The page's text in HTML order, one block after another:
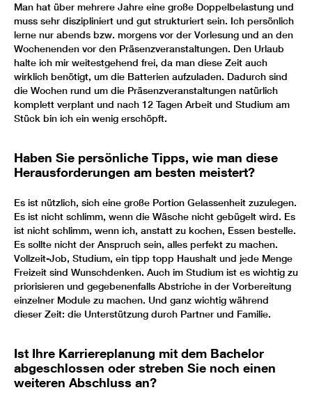
Man hat über mehrere Jahre eine große Doppelbelastung und
muss sehr diszipliniert und gut strukturiert sein. Ich persönlich
lerne nur abends bzw. morgens vor der Vorlesung und an den
Wochenenden vor den Präsenzveranstaltungen. Den Urlaub
halte ich mir weitestgehend frei, da man diese Zeit auch
wirklich benötigt, um die Batterien aufzuladen. Dadurch sind
die Wochen rund um die Präsenzveranstaltungen natürlich
komplett verplant und nach 12 Tagen Arbeit und Studium am
Stück bin ich ein wenig erschöpft.
Haben Sie persönliche Tipps, wie man diese
Herausforderungen am besten meistert?
Es ist nützlich, sich eine große Portion Gelassenheit zuzulegen.
Es ist nicht schlimm, wenn die Wäsche nicht gebügelt wird. Es
ist nicht schlimm, wenn ich, anstatt zu kochen, Essen bestelle.
Es sollte nicht der Anspruch sein, alles perfekt zu machen.
Vollzeit-Job, Studium, ein tipp topp Haushalt und jede Menge
Freizeit sind Wunschdenken. Auch im Studium ist es wichtig zu
priorisieren und gegebenenfalls Abstriche in der Vorbereitung
einzelner Module zu machen. Und ganz wichtig während
dieser Zeit: die Unterstützung durch Partner und Familie.
Ist Ihre Karriereplanung mit dem Bachelor
abgeschlossen oder streben Sie noch einen
weiteren Abschluss an?